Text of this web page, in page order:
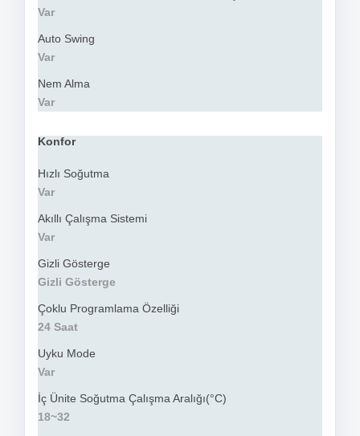
Var
Auto Swing
Var
Nem Alma
Var
Konfor
Hızlı Soğutma
Var
Akıllı Çalışma Sistemi
Var
Gizli Gösterge
Gizli Gösterge
Çoklu Programlama Özelliği
24 Saat
Uyku Mode
Var
İç Ünite Soğutma Çalışma Aralığı(°C)
18~32